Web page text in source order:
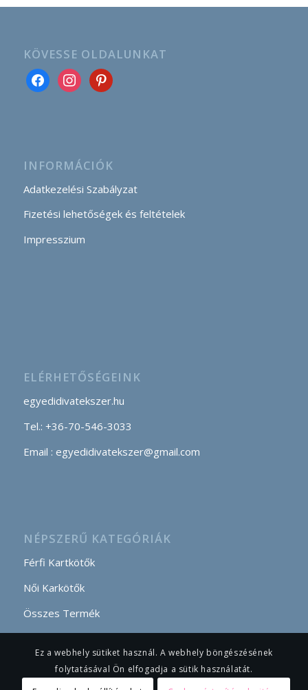
KÖVESSE OLDALUNKAT
INFORMÁCIÓK
Adatkezelési Szabályzat
Fizetési lehetőségek és feltételek
Impresszium
ELÉRHETŐSÉGEINK
egyedidivatekszer.hu
Tel.: +36-70-546-3033
Email : egyedidivatekszer@gmail.com
NÉPSZERŰ KATEGÓRIÁK
Férfi Kartkötők
Női Karkötők
Összes Termék
Ez a webhely sütiket használ. A webhely böngészésének
folytatásával Ön elfogadja a sütik használatát.